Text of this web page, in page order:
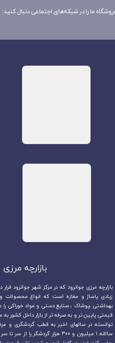
بازارچه
زیادی پاساژ و مغازه است که انواع محصولات و
بهداشتی ،پوشاک ، صنایع دستی و مواد خوراکی
قیمتی پایین تر و به صرفه تر از بازار داخل کشور
توانسته در سالهای اخیر به قطب گردشگری و
سالانه ۱ میلیون و ۳۰۰ هزار
ما را در شبکه‌های اجتماعی دنبال کنید: